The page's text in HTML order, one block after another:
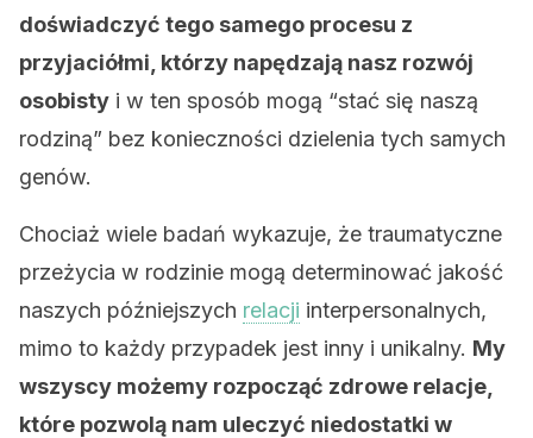
doświadczyć tego samego procesu z
przyjaciółmi, którzy napędzają nasz rozwój
osobisty i w ten sposób mogą “stać się naszą
rodziną” bez konieczności dzielenia tych samych
genów.
Chociaż wiele badań wykazuje, że traumatyczne
przeżycia w rodzinie mogą determinować jakość
naszych późniejszych relacji interpersonalnych,
mimo to każdy przypadek jest inny i unikalny. My
wszyscy możemy rozpocząć zdrowe relacje,
które pozwolą nam uleczyć niedostatki w